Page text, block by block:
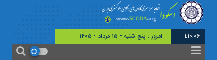
1:10:06 امروز : پنج شنبه - ۱۵ مرداد - ۱۴۰۵